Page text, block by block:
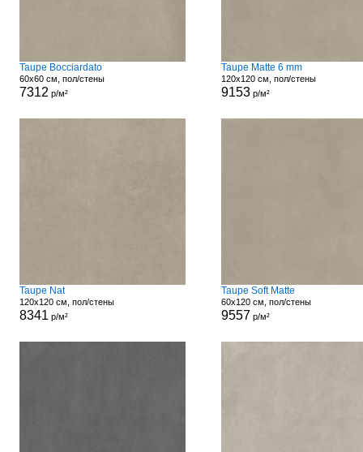
Taupe Bocciardato
60x60 см, пол/стены
7312 р/м²
Taupe Matte 6 mm
120x120 см, пол/стены
9153р/м²
Taupe Nat
120x120 см, пол/стены
8341 р/м²
Taupe Soft Matte
60x120 см, пол/стены
9557 р/м²